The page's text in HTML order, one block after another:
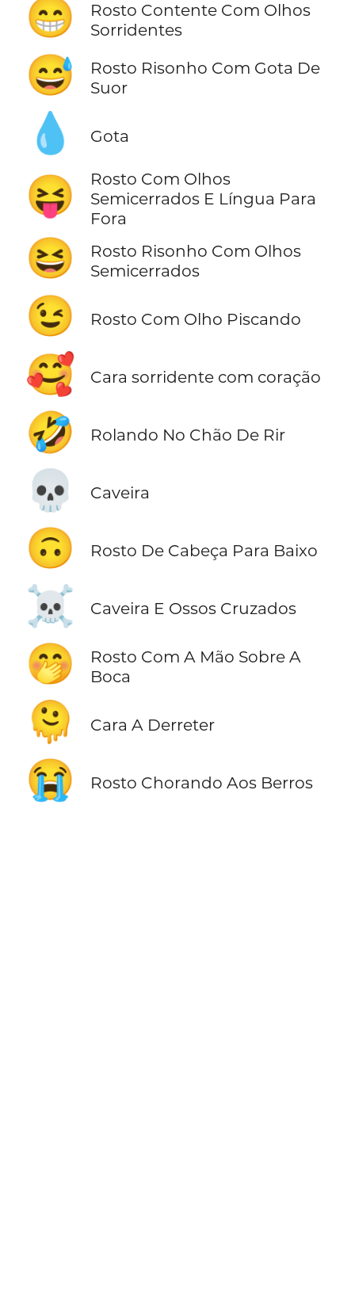
😁
Rosto Contente Com Olhos
Sorridentes
😅
Rosto Risonho Com Gota De
Suor
💧 Gota
😝
Rosto Com Olhos
Semicerrados E Língua Para
Fora
😆
Rosto Risonho Com Olhos
Semicerrados
😉 Rosto Com Olho Piscando
🥰 Cara sorridente com coração
🤣 Rolando No Chão De Rir
💀 Caveira
🙃 Rosto De Cabeça Para Baixo
☠️ Caveira E Ossos Cruzados
🤭
Rosto Com A Mão Sobre A
Boca
🫠 Cara A Derreter
😭 Rosto Chorando Aos Berros